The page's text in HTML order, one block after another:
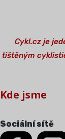
Cykl.cz je
tištěným
Kde jsme
Sociální sítě